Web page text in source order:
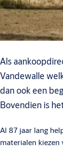
Als
Vandewalle
dan ook een
Bovendien is
Al 87 jaar lang
materialen kiezen